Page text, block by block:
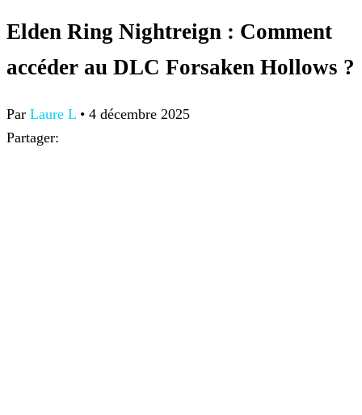
Elden Ring Nightreign : Comment
accéder au DLC Forsaken Hollows ?
Par Laure L • 4 décembre 2025
Partager: